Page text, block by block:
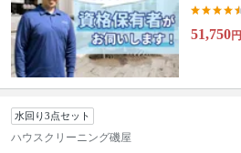
51,750円
水回り3点セット
ハウスクリーニング磯屋